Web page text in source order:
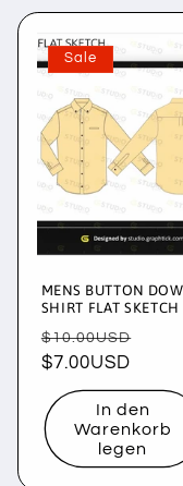
Sale
MENS BUTTON
SHIRT FLAT SKETCH
Normaler
Preis
$10.00USD
$7.00USD
In den
Warenkorb
legen